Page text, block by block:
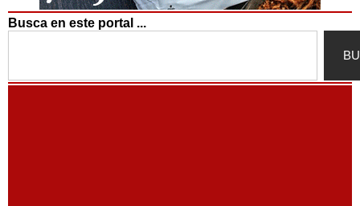
Busca en este portal ...